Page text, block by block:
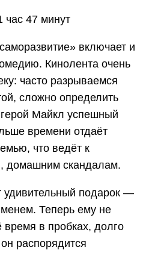
час 47 минут
включает и
Кинолента очень
часто разрываемся
сложно определить
Майкл успешный
времени отдаёт
что ведёт к
домашним скандалам.
подарок —
Теперь ему не
время в пробках, долго
распорядится